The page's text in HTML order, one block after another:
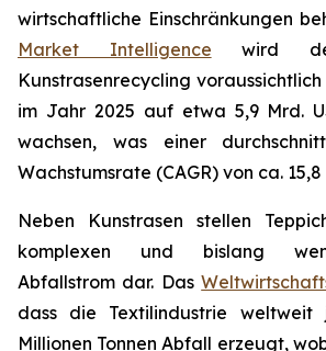
wirtschaftliche Einschränkungen
Market Intelligence wird
Kunstrasenrecycling
im Jahr 2025 auf etwa 5,9 Mrd.
wachsen, was einer
Wachstumsrate (CAGR) von ca.
Neben Kunstrasen stellen
komplexen und bislang
Abfallstrom dar. Das
dass die Textilindustrie weltweit
Millionen Tonnen Abfall erzeugt,